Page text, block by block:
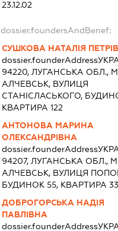
23.12.02
dossier.foundersAndBenef:
СУШКОВА НАТАЛІЯ
dossier.founderAddress
94220, ЛУГАНСЬКА ОБЛ.,
АЛЧЕВСЬК, ВУЛИЦЯ
СТАНІСЛАСЬКОГО,
КВАРТИРА 122
АНТОНОВА МАРИНА
ОЛЕКСАНДРІВНА
dossier.founderAddress
94207, ЛУГАНСЬКА ОБЛ.,
АЛЧЕВСЬК, ВУЛИЦЯ
БУДИНОК 55, КВАРТИРА 33
ДОБРОГОРСЬКА НАДІЯ
ПАВЛІВНА
dossier.founderAddress